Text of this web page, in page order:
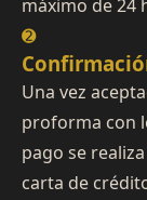
máximo de 24
➋
Una vez
proforma con
pago se
carta de